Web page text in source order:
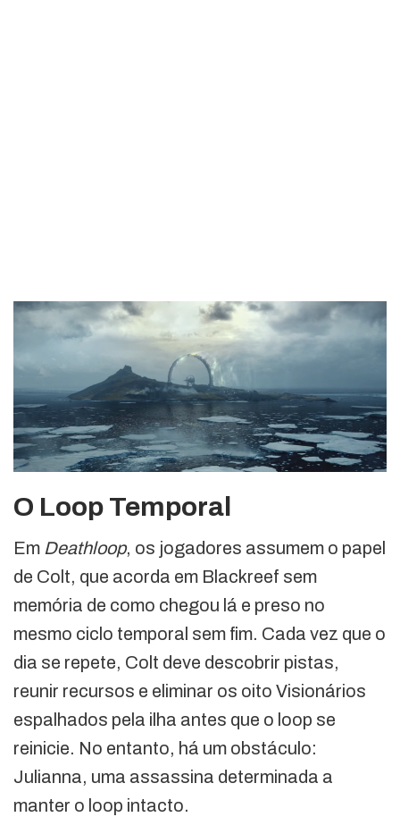
O Loop Temporal
Em Deathloop, os jogadores assumem o papel
de Colt, que acorda em Blackreef sem
memória de como chegou lá e preso no
mesmo ciclo temporal sem fim. Cada vez que o
dia se repete, Colt deve descobrir pistas,
reunir recursos e eliminar os oito Visionários
espalhados pela ilha antes que o loop se
reinicie. No entanto, há um obstáculo:
Julianna, uma assassina determinada a
manter o loop intacto.